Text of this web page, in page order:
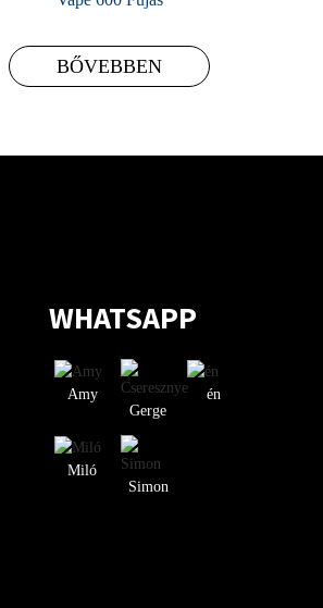
BŐVEBBEN
WHATSAPP
Amy
Gerge
én
Miló
Simon